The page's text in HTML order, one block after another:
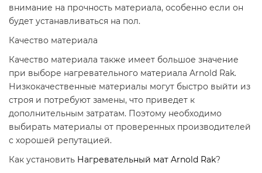
внимание на прочность материала, особенно если он
будет устанавливаться на пол.
Качество материала
Качество материала также имеет большое значение
при выборе нагревательного материала Arnold Rak.
Низкокачественные материалы могут быстро выйти из
строя и потребуют замены, что приведет к
дополнительным затратам. Поэтому необходимо
выбирать материалы от проверенных производителей
с хорошей репутацией.
Как установить Нагревательный мат Arnold Rak?